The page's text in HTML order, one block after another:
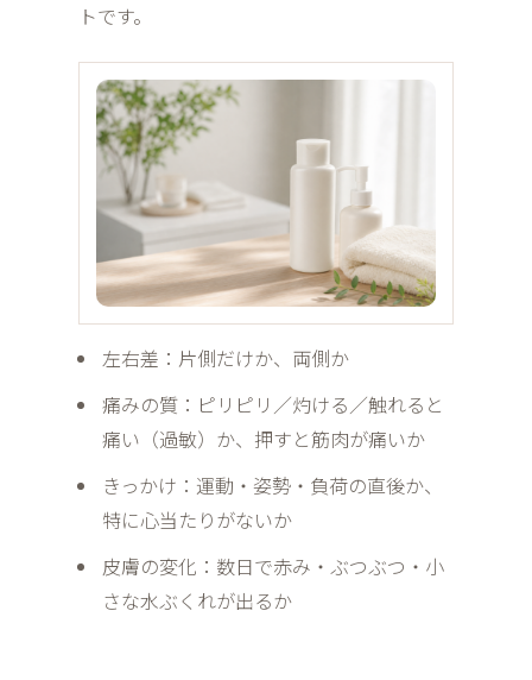
トです。
左右差：片側だけか、両側か
痛みの質：ピリピリ／灼ける／触れると
痛い（過敏）か、押すと筋肉が痛いか
きっかけ：運動・姿勢・負荷の直後か、
特に心当たりがないか
皮膚の変化：数日で赤み・ぶつぶつ・小
さな水ぶくれが出るか